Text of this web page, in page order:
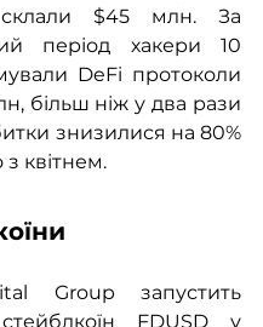
$45 млн. За
період хакери 10
DeFi протоколи
більш ніж у два рази
знизилися на 80%
квітнем.
Group запустить
FDUSD у